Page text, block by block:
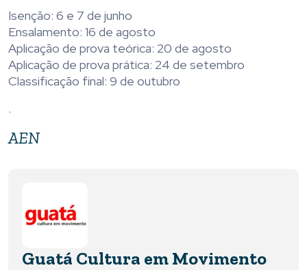
Isenção: 6 e 7 de junho
Ensalamento: 16 de agosto
Aplicação de prova teórica: 20 de agosto
Aplicação de prova prática: 24 de setembro
Classificação final: 9 de outubro
.
AEN
Guatá Cultura em Movimento